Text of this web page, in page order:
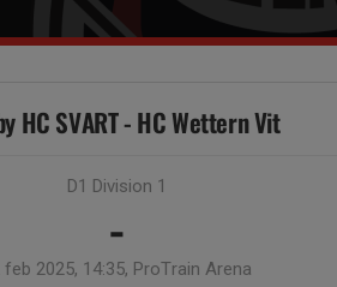
HC SVART - HC Wettern Vit
D1 Division 1
-
feb 2025, 14:35, ProTrain Arena